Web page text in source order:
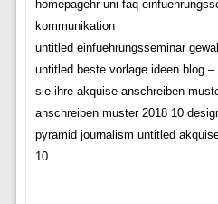
homepagehr uni faq
kommunikation
untitled einfuehrungsseminar
untitled beste vorlage ideen blog
sie ihre akquise anschreiben
anschreiben muster 2018 10
pyramid journalism untitled
10